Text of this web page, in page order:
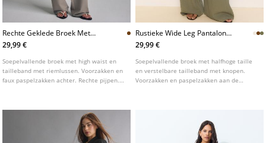
Rechte Geklede Broek Met
Riem
29,99 €
Soepelvallende broek met high waist en
tailleband met riemlussen. Voorzakken en
faux paspelzakken achter. Rechte pijpen.
Rustieke Wide Leg Pantalon
Met Verstelbare Knopen
29,99 €
Soepelvallende broek met halfhoge taille
en verstelbare tailleband met knopen.
Voorzakken en paspelzakken aan de